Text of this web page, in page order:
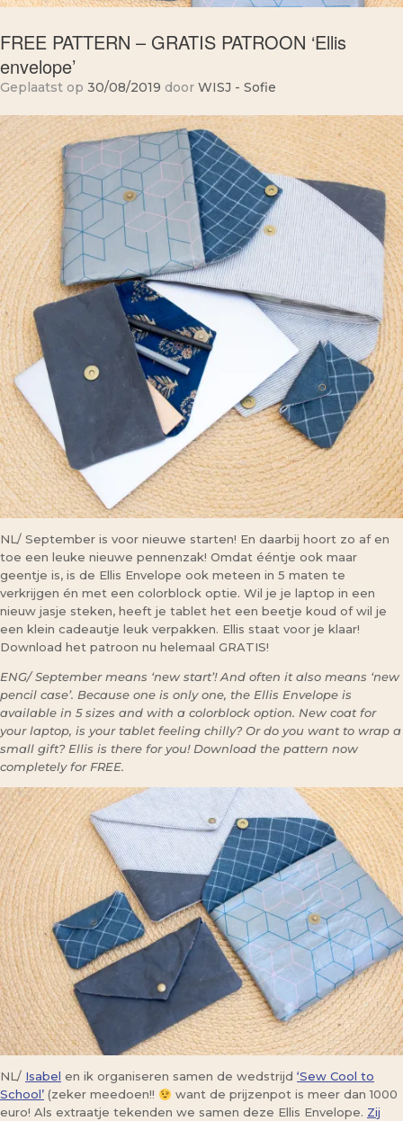
FREE PATTERN – GRATIS PATROON ‘Ellis
envelope’
Geplaatst op 30/08/2019 door WISJ - Sofie
NL/ September is voor nieuwe starten! En daarbij hoort zo af en
toe een leuke nieuwe pennenzak! Omdat ééntje ook maar
geentje is, is de Ellis Envelope ook meteen in 5 maten te
verkrijgen én met een colorblock optie. Wil je je laptop in een
nieuw jasje steken, heeft je tablet het een beetje koud of wil je
een klein cadeautje leuk verpakken. Ellis staat voor je klaar!
Download het patroon nu helemaal GRATIS!
ENG/ September means ‘new start’! And often it also means ‘new
pencil case’. Because one is only one, the Ellis Envelope is
available in 5 sizes and with a colorblock option. New coat for
your laptop, is your tablet feeling chilly? Or do you want to wrap a
small gift? Ellis is there for you! Download the pattern now
completely for FREE.
NL/ Isabel en ik organiseren samen de wedstrijd ‘Sew Cool to
School’ (zeker meedoen!!
want de prijzenpot is meer dan 1000
euro! Als extraatje tekenden we samen deze Ellis Envelope. Zij